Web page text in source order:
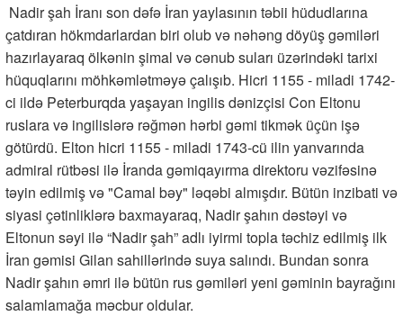
Nadir şah İranı son dəfə İran yaylasının təbii hüdudlarına
çatdıran hökmdarlardan biri olub və nəhəng döyüş gəmiləri
hazırlayaraq ölkənin şimal və cənub suları üzərindəki tarixi
hüquqlarını möhkəmlətməyə çalışıb. Hicri 1155 - miladi 1742-
ci ildə Peterburqda yaşayan ingilis dənizçisi Con Eltonu
ruslara və ingilislərə rəğmən hərbi gəmi tikmək üçün işə
götürdü. Elton hicri 1155 - miladi 1743-cü ilin yanvarında
admiral rütbəsi ilə İranda gəmiqayırma direktoru vəzifəsinə
təyin edilmiş və "Camal bəy" ləqəbi almışdır. Bütün inzibati və
siyasi çətinliklərə baxmayaraq, Nadir şahın dəstəyi və
Eltonun səyi ilə “Nadir şah” adlı iyirmi topla təchiz edilmiş ilk
İran gəmisi Gilan sahillərində suya salındı. Bundan sonra
Nadir şahın əmri ilə bütün rus gəmiləri yeni gəminin bayrağını
salamlamağa məcbur oldular.